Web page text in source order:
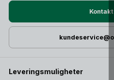
Leveringsmuligheter